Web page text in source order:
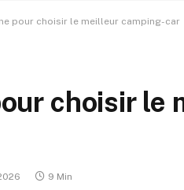
pour choisir le meilleur camping-car
choisir le
9 Min